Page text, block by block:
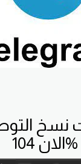
نسخ
الان 104%